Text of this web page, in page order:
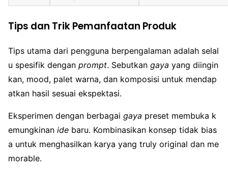
Tips dan Trik Pemanfaatan Produk
Tips utama dari pengguna berpengalaman adalah selal
u spesifik dengan prompt. Sebutkan gaya yang diingin
kan, mood, palet warna, dan komposisi untuk mendap
atkan hasil sesuai ekspektasi.
Eksperimen dengan berbagai gaya preset membuka k
emungkinan ide baru. Kombinasikan konsep tidak bias
a untuk menghasilkan karya yang truly original dan me
morable.